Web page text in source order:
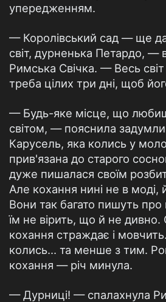
упередженням.
— Королівський сад — ще
світ, дурненька Петардо, —
Римська Свічка. — Весь
треба цілих три дні, щоб
— Будь-яке місце, що
світом, — пояснила
Карусель, яка колись у
прив'язана до старого
дуже пишалася своїм
Але кохання нині не в моді,
Вони так багато пишуть про
їм не вірить, що й не
кохання страждає і
колись… та менше з тим.
кохання — річ минула.
— Дурниці! — спалахнула